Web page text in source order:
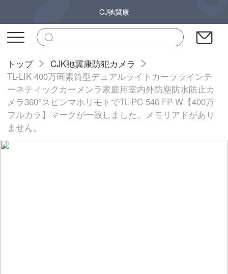
CJ驰冀康
トップ
CJK驰冀康防犯カメラ
TL-LIK 400万画素筒型デュアルライトカーララインテ
ーネティックカーメンラ家庭用室内外防塵防水防止カ
メラ360°スピンマホリモトでTL-PC 546 FP-W【400万
フルカラ】マークが一致しました。メモリアドがあり
ません。